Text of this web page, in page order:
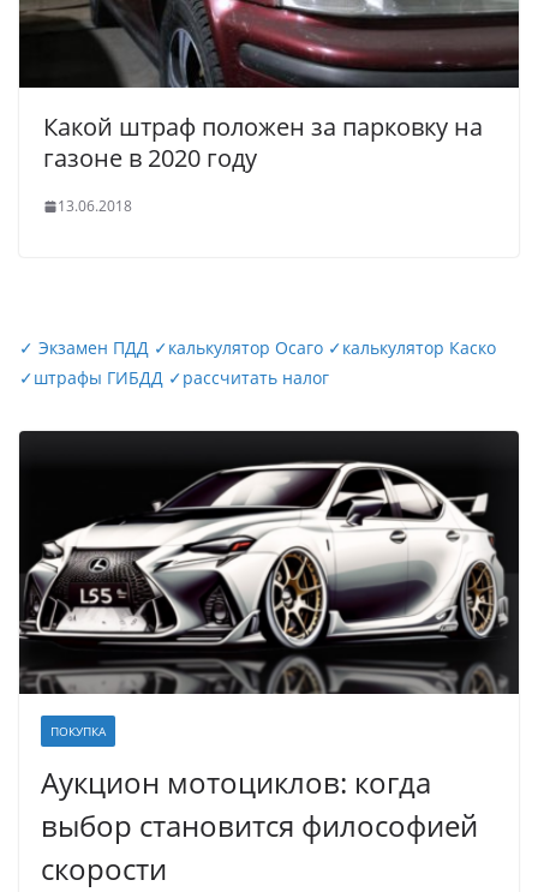
Какой штраф положен за парковку на
газоне в 2020 году
13.06.2018
✓ Экзамен ПДД ✓калькулятор Осаго ✓калькулятор Каско
✓штрафы ГИБДД ✓рассчитать налог
ПОКУПКА
Аукцион мотоциклов: когда
выбор становится философией
скорости